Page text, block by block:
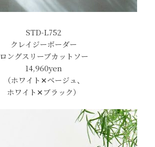
STD-L752
クレイジーボーダー
ロングスリーブカットソー
14,960yen
（ホワイト✕ベージュ、
ホワイト✕ブラック）